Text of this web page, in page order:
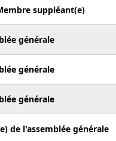
suppléant(e)
générale
générale
générale
de l'assemblée générale